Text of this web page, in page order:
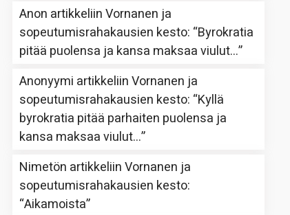
Anon artikkeliinVornanen ja
sopeutumisrahakausien kesto: “Byrokratia
pitää puolensa ja kansa maksaa viulut…”
Anonyymi artikkeliinVornanen ja
sopeutumisrahakausien kesto: “Kyllä
byrokratia pitää parhaiten puolensa ja
kansa maksaa viulut…”
Nimetön artikkeliinVornanen ja
sopeutumisrahakausien kesto:
“Aikamoista”